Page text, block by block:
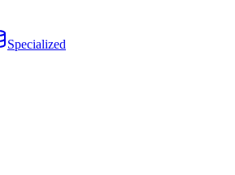
Specialized